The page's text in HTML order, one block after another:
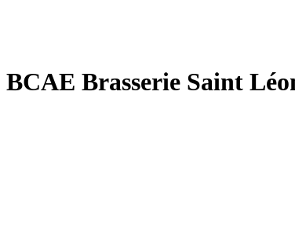
Brasserie Saint